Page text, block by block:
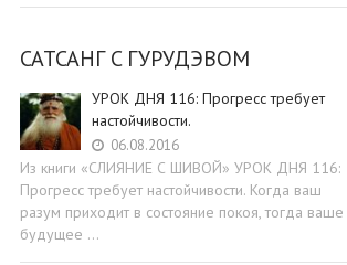
САТСАНГ C ГУРУДЭВОМ
УРОК ДНЯ 116: Прогресс требует
настойчивости.
06.08.2016
Из книги «СЛИЯНИЕ С ШИВОЙ» УРОК ДНЯ 116:
Прогресс требует настойчивости. Когда ваш
разум приходит в состояние покоя, тогда ваше
будущее …